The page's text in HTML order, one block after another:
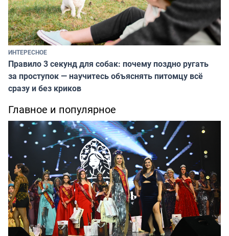
ИНТЕРЕСНОЕ
Правило 3 секунд для собак: почему поздно ругать
за проступок — научитесь объяснять питомцу всё
сразу и без криков
Главное и популярное